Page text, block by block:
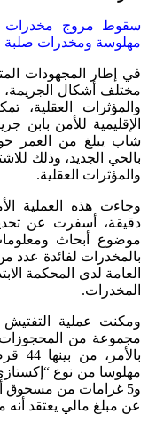
سقوط مروج مخدرات
مهلوسة ومخدرات صلبة
في إطار المجهودات
مختلف أشكال الجريمة،
والمؤثرات العقلية،
بالحي الجديد، وذلك
والمؤثرات العقلية.
وجاءت هذه العملية
دقيقة، أسفرت عن
موضوع أبحاث
بالمخدرات لفائدة عدد
العامة لدى المحكمة
المخدرات.
ومكنت عملية
مجموعة من المحجوزات
و5 غرامات من مسحوق
عن مبلغ مالي يعتقد